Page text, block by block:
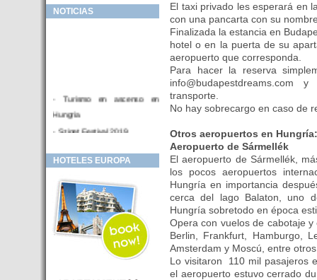
NOTICIAS
- Turismo en ascenso en
Hungria
- Sziget Festival 2019
Hotel en venta en zona PRIME
- Inversor para hotel
- Hotel en venta Budapest
- Budapest y Cracovia, las
ciudades de moda en 2018
- Inaugurado en BUDAPEST el
HOTELES EUROPA
El taxi privado les esperará en
con una pancarta con su
Finalizada la estancia en
hotel o en la puerta de su
aeropuerto que corresponda.
Para hacer la reserva
transporte.
No hay sobrecargo en caso de
Otros aeropuertos en Hungría:
Aeropuerto de Sármellék
El aeropuerto de Sármellék,
los pocos aeropuertos
Hungría en importancia
cerca del lago Balaton, uno
Hungría sobretodo en época
Opera con vuelos de cabotaje
Berlin, Frankfurt, Hamburgo,
Amsterdam y Moscú, entre
Lo visitaron 110 mil pasajeros
el aeropuerto estuvo cerrado